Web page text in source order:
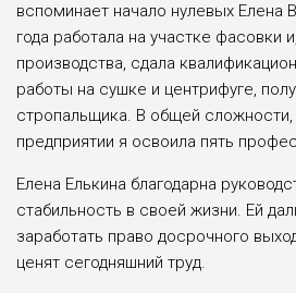
вспоминает начало нулевых Елена
года работала на участке фасовки
произ­водства, сдала
работы на сушке и центри­фуге,
стропальщика. В общей сложности,
предприятии я освоила пять
Елена Елькина благодарна
стабильность в своей жизни. Ей
заработать право досрочного
ценят сегодняшний труд.